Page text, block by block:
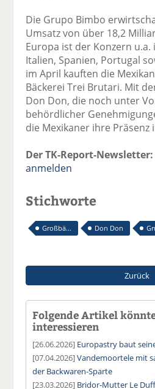
Die Grupo Bimbo
Umsatz von über 18,2
Europa ist der Konzern u.a.
Italien, Spanien, Portugal
im April kauften die
Bäckerei Trei Brutari. Mit
Don Don, die noch unter
behördlicher
die Mexikaner ihre Präsenz
Der TK-Report-Newsletter:
anmelden
Stichworte
Großbä... Don Don
Zurück
Folgende Artikel
interessieren
[26.06.2026] Europastry baut
[07.04.2026]Vandemoortele mit
der Backwaren-Sparte
[23.03.2026] Bridor-Mutter Le